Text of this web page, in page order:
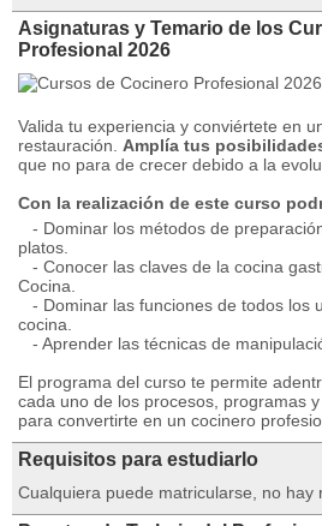
Asignaturas y Temario de los
Profesional 2026
Valida tu experiencia y conviértete en
restauración. Amplía tus
que no para de crecer debido a la
Con la realización de este curso
- Dominar los métodos de
platos.
- Conocer las claves de la cocina
Cocina.
- Dominar las funciones de todos los
cocina.
- Aprender las técnicas de
El programa del curso te permite
cada uno de los procesos, programas
para convertirte en un cocinero
Requisitos para estudiarlo
Cualquiera puede matricularse, no hay